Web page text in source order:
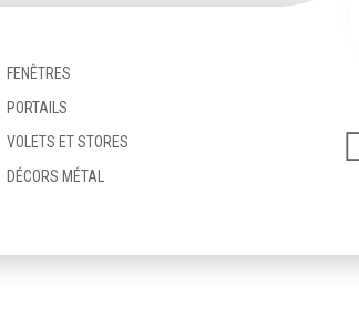
FENÊTRES
PORTAILS
VOLETS ET STORES
DÉCORS MÉTAL